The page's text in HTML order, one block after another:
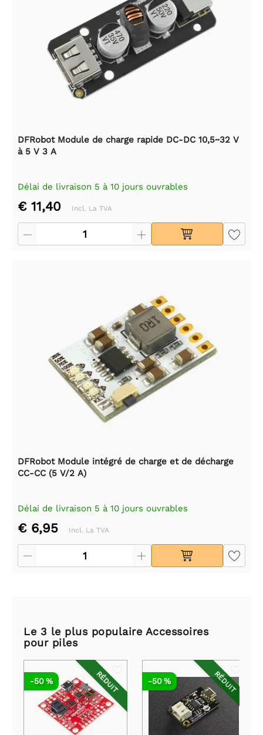
DFRobot Module de charge rapide DC-DC 10,5~32 V
à 5 V 3 A
Délai de livraison 5 à 10 jours ouvrables
€ 11,40 Incl. La TVA
DFRobot Module intégré de charge et de décharge
CC-CC (5 V/2 A)
Délai de livraison 5 à 10 jours ouvrables
€ 6,95 Incl. La TVA
Le 3 le plus populaire Accessoires
pour piles
RÉDUIT
-50 % RÉDUIT
-50 %